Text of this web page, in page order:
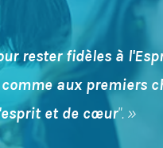
rester fidèles à
aux premiers
et de cœur". »